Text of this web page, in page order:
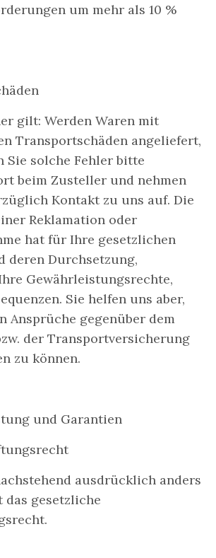
um mehr als 10 %
gilt: Werden Waren mit
Transportschäden angeliefert,
Sie solche Fehler bitte
beim Zusteller und nehmen
Kontakt zu uns auf. Die
Reklamation oder
hat für Ihre gesetzlichen
deren Durchsetzung,
Gewährleistungsrechte,
Sie helfen uns aber,
Ansprüche gegenüber dem
der Transportversicherung
zu können.
und Garantien
ausdrücklich anders
gesetzliche